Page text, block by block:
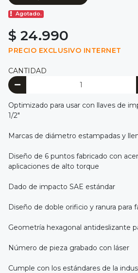
Agotado.
$ 24.990
PRECIO EXCLUSIVO INTERNET
CANTIDAD
Optimizado para usar con llaves de
1/2"
Marcas de diámetro estampadas y
Diseño de 6 puntos fabricado con
aplicaciones de alto torque
Dado de impacto SAE estándar
Diseño de doble orificio y ranura para
Geometría hexagonal antideslizante
Número de pieza grabado con láser
Cumple con los estándares de la